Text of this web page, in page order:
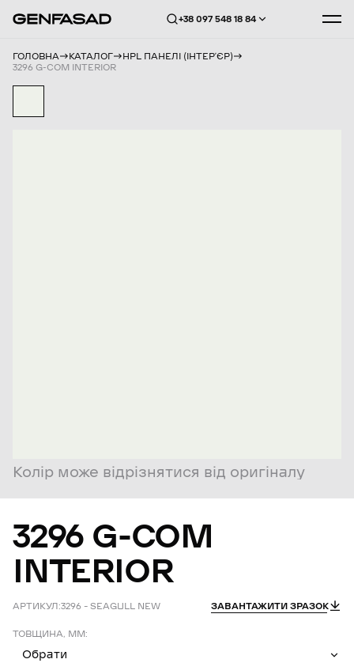
+38 097 548 18 84
ГОЛОВНА КАТАЛОГ
HPL ПАНЕЛІ (ІНТЕРʼЄР)
3296 G-COM INTERIOR
Колір може відрізнятися від оригіналу
3296 G-COM
INTERIOR
АРТИКУЛ:3296 – SEAGULL NEW ЗАВАНТАЖИТИ ЗРАЗОК
ТОВЩИНА, ММ:
Обрати